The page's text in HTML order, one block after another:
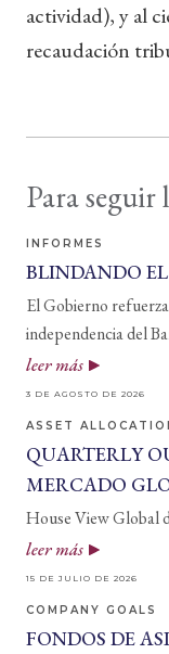
actividad), y al
recaudación
Para seguir
INFORMES
BLINDANDO
El Gobierno
independencia del
leer más
3 DE AGOSTO DE 2026
ASSET
QUARTERLY
MERCADO
House View Global
leer más
15 DE JULIO DE 2026
COMPANY GOALS
FONDOS DE